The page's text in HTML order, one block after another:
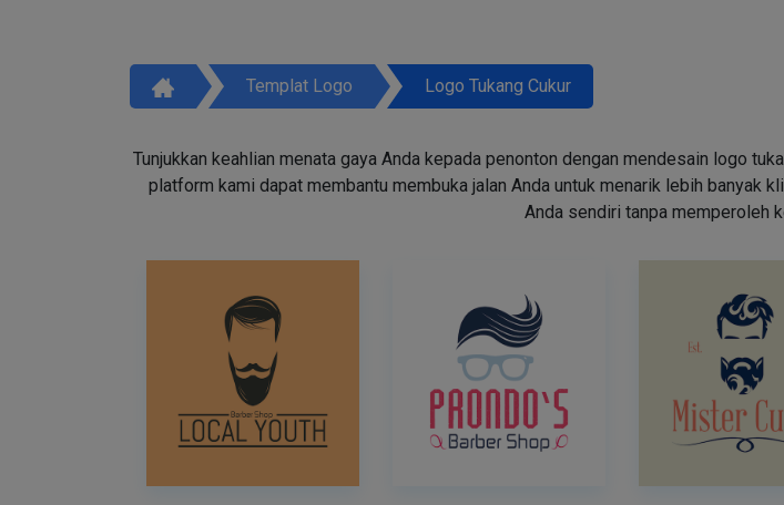
Templat Logo Logo Tukang Cukur
Tunjukkan keahlian menata gaya Anda kepada penonton dengan mendesain logo
platform kami dapat membantu membuka jalan Anda untuk menarik lebih banyak
Anda sendiri tanpa memperoleh